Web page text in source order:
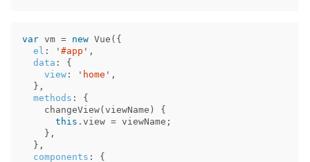
var vm = new Vue ({
el : ' #app ' ,
data :
{
view : ' home ' ,
},
methods :
{
changeView(viewName )
{
this . view = viewName ;
},
},
components :
{